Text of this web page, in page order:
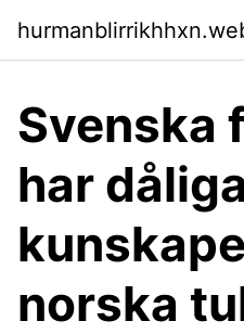
Svenska
har dåliga
norska